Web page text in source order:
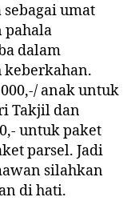
umat
pahala
dalam
keberkahan.
anak untuk
Takjil dan
untuk paket
parsel. Jadi
silahkan
di hati.